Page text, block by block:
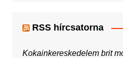
RSS hírcsatorna
Kokainkereskedelem brit